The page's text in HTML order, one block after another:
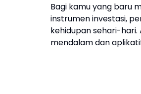
Bagi kamu yang baru
instrumen investasi,
kehidupan sehari-
mendalam dan